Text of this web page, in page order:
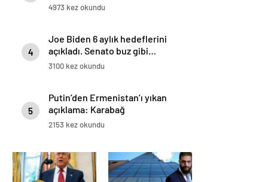
4973 kez okundu
4
Joe Biden 6 aylık hedeflerini
açıkladı. Senato buz gibi…
3100 kez okundu
5
Putin’den Ermenistan’ı yıkan
açıklama: Karabağ
Azerbaycan’ın ayrılmaz bir
2153 kez okundu